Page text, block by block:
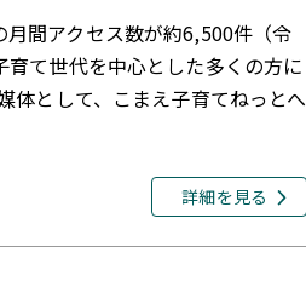
月間アクセス数が約6,500件（令
て世代を中心とした多くの方に
体として、こまえ子育てねっとへ
詳細を見る